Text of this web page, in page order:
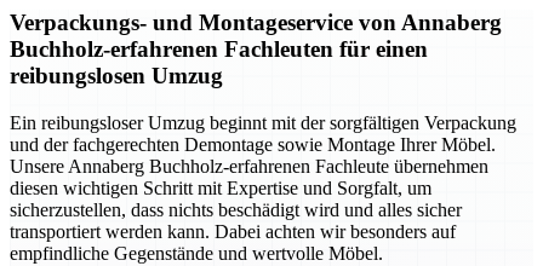
Verpackungs- und Montageservice von Annaberg
Buchholz-erfahrenen Fachleuten für einen
reibungslosen Umzug
Ein reibungsloser Umzug beginnt mit der sorgfältigen Verpackung
und der fachgerechten Demontage sowie Montage Ihrer Möbel.
Unsere Annaberg Buchholz-erfahrenen Fachleute übernehmen
diesen wichtigen Schritt mit Expertise und Sorgfalt, um
sicherzustellen, dass nichts beschädigt wird und alles sicher
transportiert werden kann. Dabei achten wir besonders auf
empfindliche Gegenstände und wertvolle Möbel.